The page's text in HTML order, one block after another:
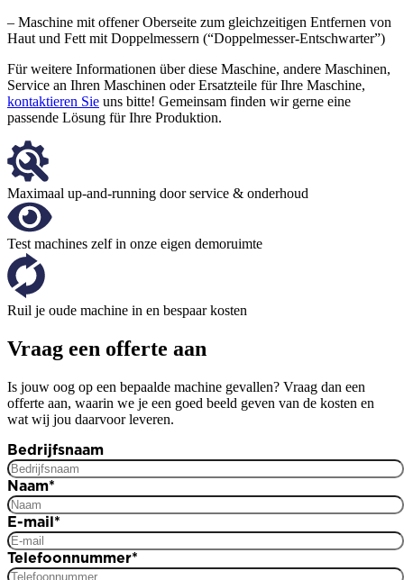
– Maschine mit offener Oberseite zum gleichzeitigen Entfernen von
Haut und Fett mit Doppelmessern (“Doppelmesser-Entschwarter”)
Für weitere Informationen über diese Maschine, andere Maschinen,
Service an Ihren Maschinen oder Ersatzteile für Ihre Maschine,
kontaktieren Sie uns bitte! Gemeinsam finden wir gerne eine
passende Lösung für Ihre Produktion.
Maximaal up-and-running door service & onderhoud
Test machines zelf in onze eigen demoruimte
Ruil je oude machine in en bespaar kosten
Vraag een offerte aan
Is jouw oog op een bepaalde machine gevallen? Vraag dan een
offerte aan, waarin we je een goed beeld geven van de kosten en
wat wij jou daarvoor leveren.
Bedrijfsnaam
Naam*
E-mail*
Telefoonnummer*